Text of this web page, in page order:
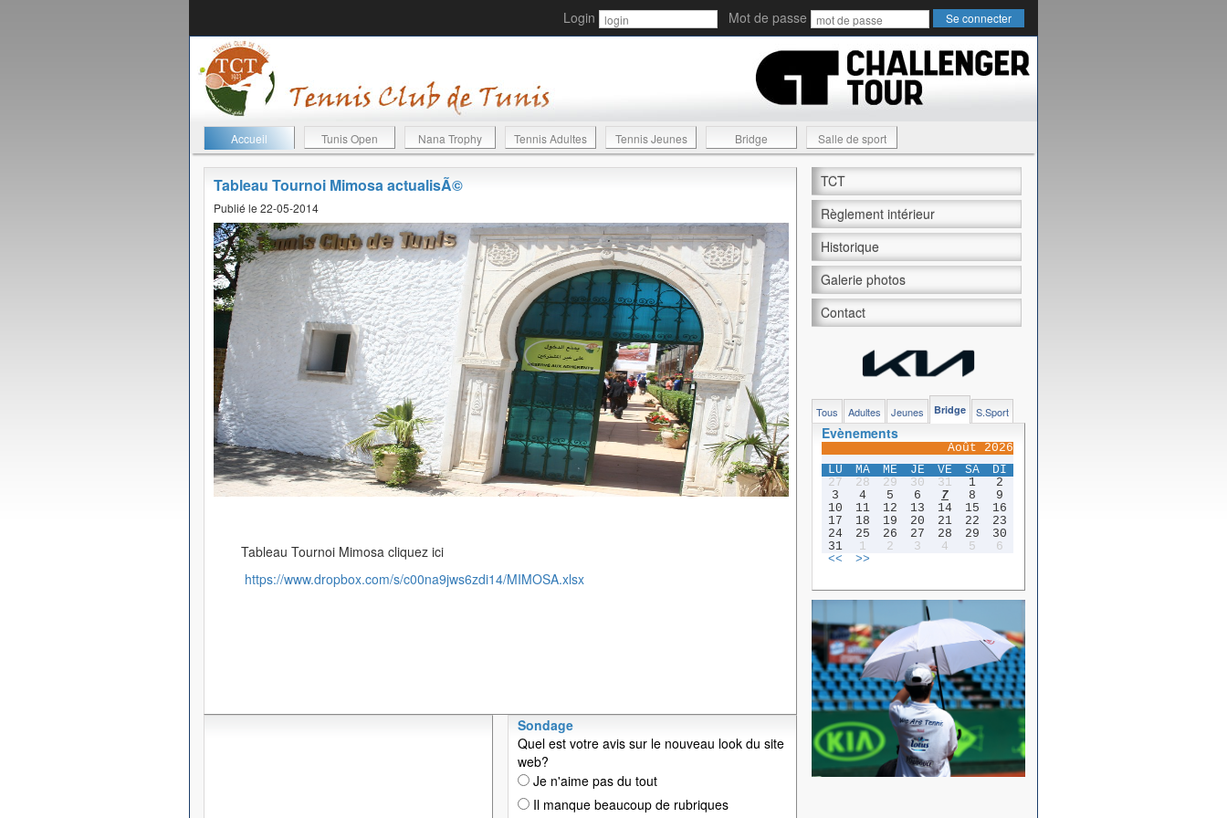
Login Mot de passe
Accueil Tunis Open Nana Trophy Tennis Adultes Tennis Jeunes Bridge Salle de sport
Tableau Tournoi Mimosa actualisÃ©
Publié le 22-05-2014
Tableau Tournoi Mimosa cliquez ici
https://www.dropbox.com/s/c00na9jws6zdi14/MIMOSA.xlsx
Sondage
Quel est votre avis sur le nouveau look du site
web?
Je n'aime pas du tout
Il manque beaucoup de rubriques
TCT
Règlement intérieur
Historique
Galerie photos
Contact
Tous Adultes Jeunes Bridge S.Sport
Evènements
Août 2026
LU
MA ME JE VE SA
DI
27
28 29 30 31 1
2
3
4 5 6 7 8
9
10
11 12 13 14 15
16
17
18 19 20 21 22
23
24
25 26 27 28 29
30
31
1 2 3 4 5
6
<<
>>